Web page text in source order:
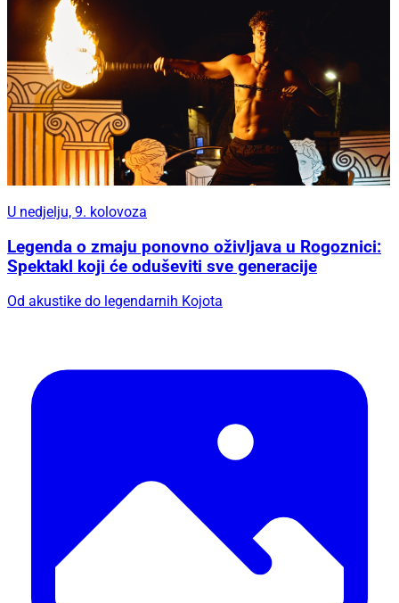
U nedjelju, 9. kolovoza
Legenda o zmaju ponovno oživljava u Rogoznici:
Spektakl koji će oduševiti sve generacije
Od akustike do legendarnih Kojota